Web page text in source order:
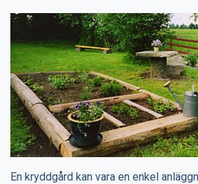
En kryddgård kan vara en enkel